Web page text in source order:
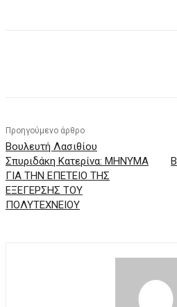
Προηγούμενο άρθρο
Βουλευτή Λασιθίου
Σπυριδάκη Κατερίνα: ΜΗΝΥΜΑ
ΓΙΑ ΤΗΝ ΕΠΕΤΕΙΟ ΤΗΣ
ΕΞΕΓΕΡΣΗΣ ΤΟΥ
ΠΟΛΥΤΕΧΝΕΙΟΥ